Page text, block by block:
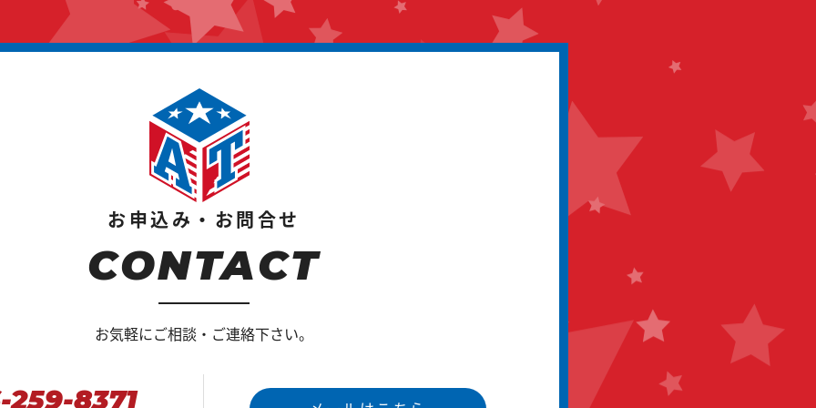
お申込み・お問合せ
CONTACT
お気軽にご相談・ご連絡下さい。
8371